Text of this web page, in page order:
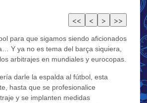
para que sigamos siendo aficionados
Y ya no es tema del barça siquiera,
arbitrajes en mundiales y eurocopas.
darle la espalda al fútbol, esta
hasta que se profesionalice
y se implanten medidas